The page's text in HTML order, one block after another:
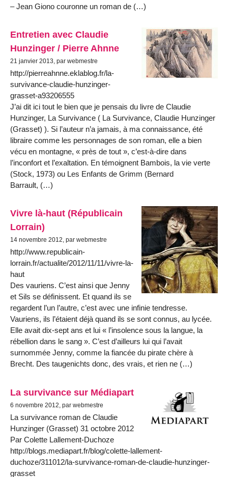
– Jean Giono couronne un roman de (…)
Entretien avec Claudie
Hunzinger / Pierre Ahnne
21 janvier 2013, par webmestre
http://pierreahnne.eklablog.fr/la-
survivance-claudie-hunzinger-
grasset-a93206555
J’ai dit ici tout le bien que je pensais du livre de Claudie
Hunzinger, La Survivance ( La Survivance, Claudie Hunzinger
(Grasset) ). Si l’auteur n’a jamais, à ma connaissance, été
libraire comme les personnages de son roman, elle a bien
vécu en montagne, « près de tout », c’est-à-dire dans
l’inconfort et l’exaltation. En témoignent Bambois, la vie verte
(Stock, 1973) ou Les Enfants de Grimm (Bernard
Barrault, (…)
Vivre là-haut (Républicain
Lorrain)
14 novembre 2012, par webmestre
http://www.republicain-
lorrain.fr/actualite/2012/11/11/vivre-la-
haut
Des vauriens. C’est ainsi que Jenny
et Sils se définissent. Et quand ils se
regardent l’un l’autre, c’est avec une infinie tendresse.
Vauriens, ils l’étaient déjà quand ils se sont connus, au lycée.
Elle avait dix-sept ans et lui « l’insolence sous la langue, la
rébellion dans le sang ». C’est d’ailleurs lui qui l’avait
surnommée Jenny, comme la fiancée du pirate chère à
Brecht. Des taugenichts donc, des vrais, et rien ne (…)
La survivance sur Médiapart
6 novembre 2012, par webmestre
La survivance roman de Claudie
Hunzinger (Grasset) 31 octobre 2012
Par Colette Lallement-Duchoze
http://blogs.mediapart.fr/blog/colette-lallement-
duchoze/311012/la-survivance-roman-de-claudie-hunzinger-
grasset